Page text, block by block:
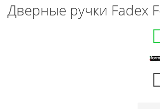
Дверные ручки Fadex